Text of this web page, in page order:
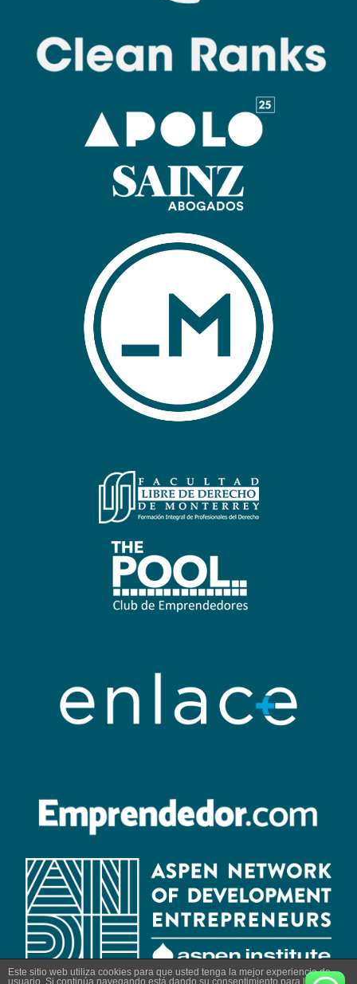
Este sitio web utiliza cookies para que usted tenga la mejor experiencia de
usuario. Si continúa navegando está dando su consentimiento para la